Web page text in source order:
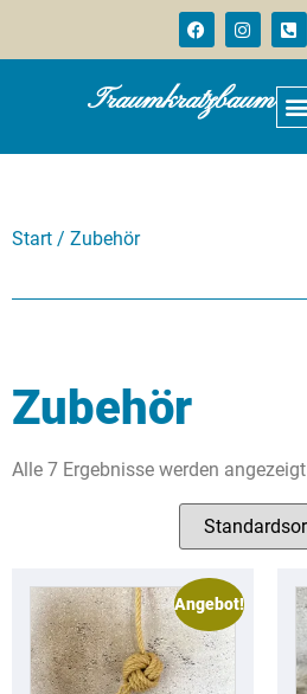
Traumkratzbaum
Start / Zubehör
Zubehör
Alle 7 Ergebnisse werden angezeigt
Angebot!